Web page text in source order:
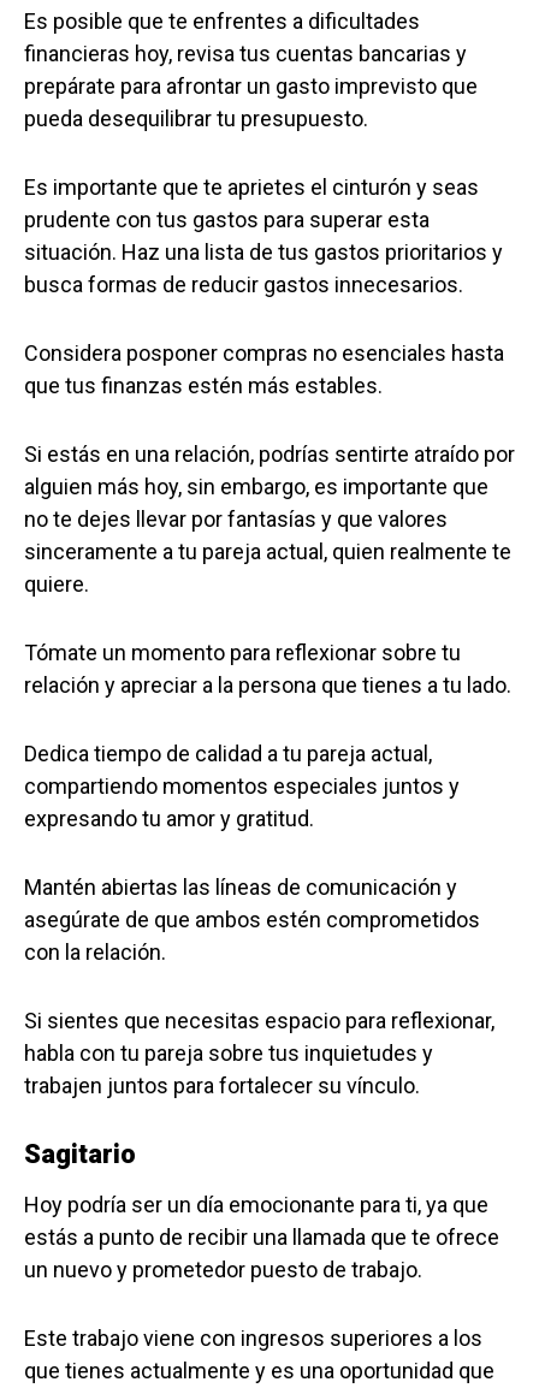
Es posible que te enfrentes a dificultades
financieras hoy, revisa tus cuentas bancarias y
prepárate para afrontar un gasto imprevisto que
pueda desequilibrar tu presupuesto.
Es importante que te aprietes el cinturón y seas
prudente con tus gastos para superar esta
situación. Haz una lista de tus gastos prioritarios y
busca formas de reducir gastos innecesarios.
Considera posponer compras no esenciales hasta
que tus finanzas estén más estables.
Si estás en una relación, podrías sentirte atraído por
alguien más hoy, sin embargo, es importante que
no te dejes llevar por fantasías y que valores
sinceramente a tu pareja actual, quien realmente te
quiere.
Tómate un momento para reflexionar sobre tu
relación y apreciar a la persona que tienes a tu lado.
Dedica tiempo de calidad a tu pareja actual,
compartiendo momentos especiales juntos y
expresando tu amor y gratitud.
Mantén abiertas las líneas de comunicación y
asegúrate de que ambos estén comprometidos
con la relación.
Si sientes que necesitas espacio para reflexionar,
habla con tu pareja sobre tus inquietudes y
trabajen juntos para fortalecer su vínculo.
Sagitario
Hoy podría ser un día emocionante para ti, ya que
estás a punto de recibir una llamada que te ofrece
un nuevo y prometedor puesto de trabajo.
Este trabajo viene con ingresos superiores a los
que tienes actualmente y es una oportunidad que